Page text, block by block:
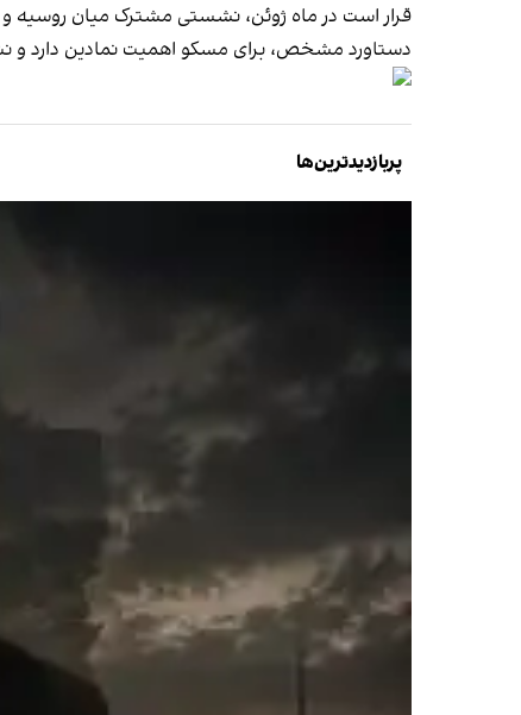
دستاورد مشخص، برای مسکو اهمیت نمادین دارد و
پربازدیدترین‌ها